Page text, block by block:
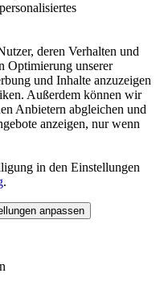
deren Verhalten und
Optimierung unserer
und Inhalte anzuzeigen
Außerdem können wir
Anbietern abgleichen und
anzeigen, nur wenn
in den Einstellungen
.
anpassen